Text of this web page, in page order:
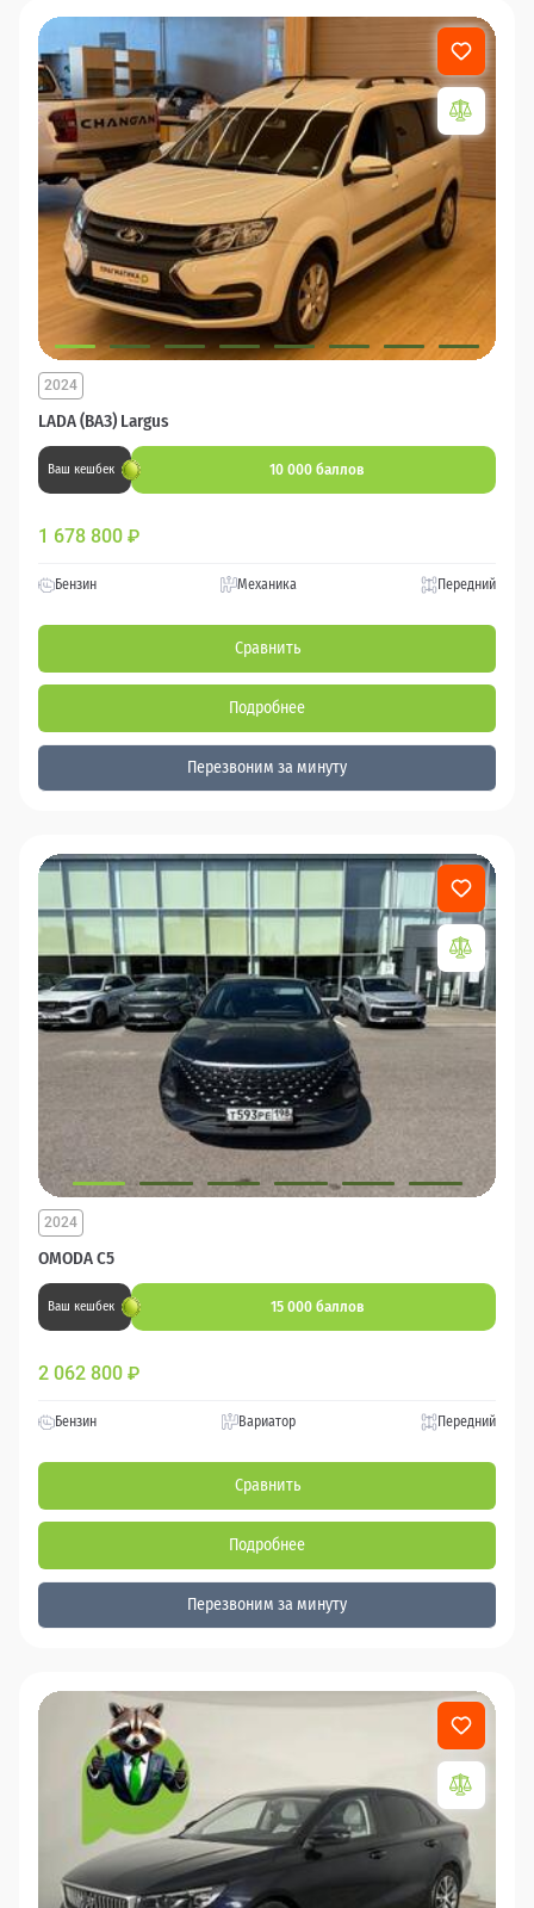
LADA (ВАЗ) Largus
2024
Ваш кешбек 10 000 баллов
1 678 800 ₽
Бензин Механика Передний
Сравнить
Подробнее
Перезвоним за минуту
OMODA C5
2024
Ваш кешбек 15 000 баллов
2 062 800 ₽
Бензин Вариатор Передний
Сравнить
Подробнее
Перезвоним за минуту